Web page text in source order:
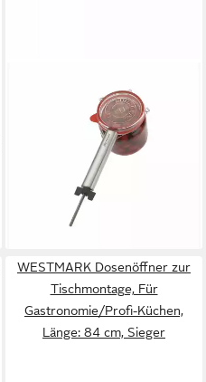
Dosenöffner Universal
Konservenglasöffner, für
Flachrand- und Rillen-
Einmachgläser
ab 14,49 € UVP
lieferbar - in 2-3 Werktagen bei dir
WESTMARK Dosenöffner zur
Tischmontage, Für
Gastronomie/Profi-Küchen,
Länge: 84 cm, Sieger